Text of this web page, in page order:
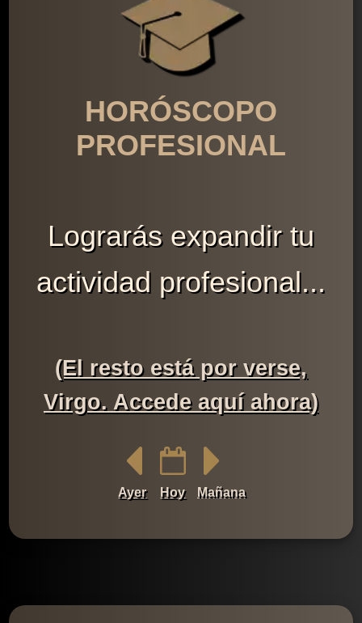
HORÓSCOPO
PROFESIONAL
Lograrás expandir tu
actividad profesional...
(El resto está por verse,
Virgo. Accede aquí ahora)
Ayer Hoy Mañana